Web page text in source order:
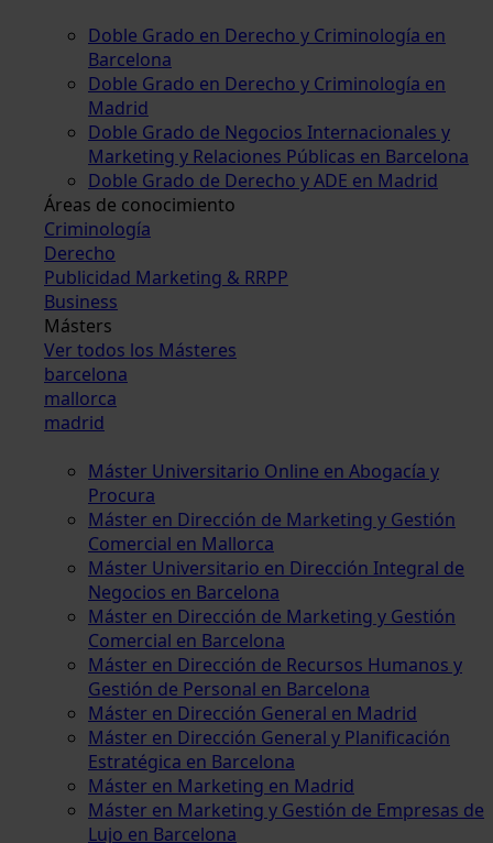
Doble Grado en Derecho y Criminología en
Barcelona
Doble Grado en Derecho y Criminología en
Madrid
Doble Grado de Negocios Internacionales y
Marketing y Relaciones Públicas en Barcelona
Doble Grado de Derecho y ADE en Madrid
Áreas de conocimiento
Criminología
Derecho
Publicidad Marketing & RRPP
Business
Másters
Ver todos los Másteres
barcelona
mallorca
madrid
Máster Universitario Online en Abogacía y
Procura
Máster en Dirección de Marketing y Gestión
Comercial en Mallorca
Máster Universitario en Dirección Integral de
Negocios en Barcelona
Máster en Dirección de Marketing y Gestión
Comercial en Barcelona
Máster en Dirección de Recursos Humanos y
Gestión de Personal en Barcelona
Máster en Dirección General en Madrid
Máster en Dirección General y Planificación
Estratégica en Barcelona
Máster en Marketing en Madrid
Máster en Marketing y Gestión de Empresas de
Lujo en Barcelona